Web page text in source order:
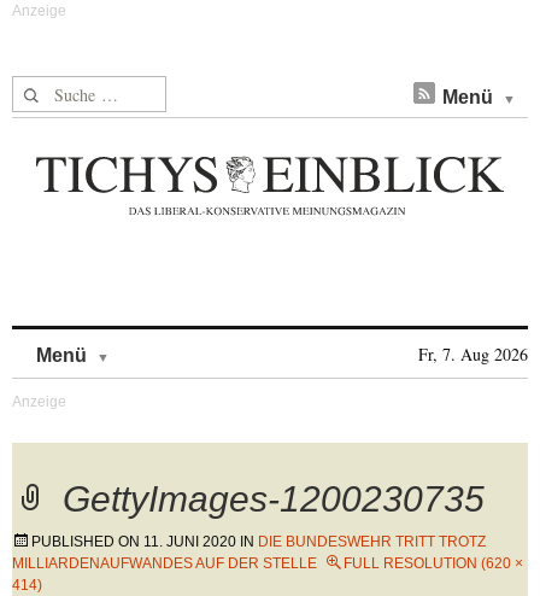
Suche nach: Menü
Menü Fr, 7. Aug 2026
GettyImages-1200230735
PUBLISHED ON 11. JUNI 2020 IN DIE BUNDESWEHR TRITT TROTZ
MILLIARDENAUFWANDES AUF DER STELLE
FULL RESOLUTION (620 ×
414)